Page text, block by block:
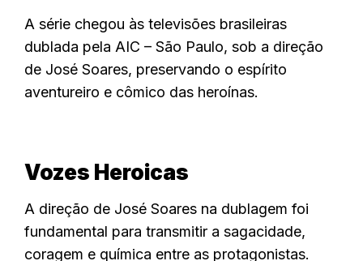
A série chegou às televisões brasileiras
dublada pela AIC – São Paulo, sob a direção
de José Soares, preservando o espírito
aventureiro e cômico das heroínas.
Vozes Heroicas
A direção de José Soares na dublagem foi
fundamental para transmitir a sagacidade,
coragem e química entre as protagonistas.